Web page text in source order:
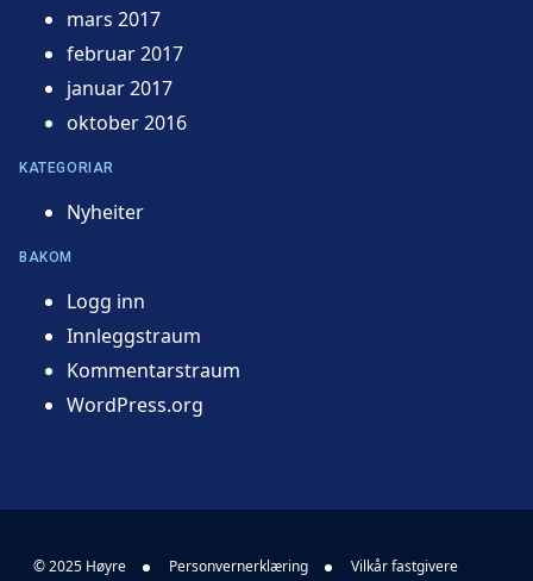
mars 2017
februar 2017
januar 2017
oktober 2016
KATEGORIAR
Nyheiter
BAKOM
Logg inn
Innleggstraum
Kommentarstraum
WordPress.org
© 2025 Høyre Personvernerklæring Vilkår fastgivere